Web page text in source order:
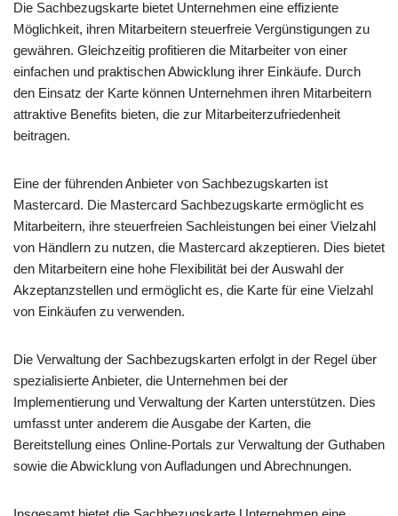
Die Sachbezugskarte bietet Unternehmen eine effiziente
Möglichkeit, ihren Mitarbeitern steuerfreie Vergünstigungen zu
gewähren. Gleichzeitig profitieren die Mitarbeiter von einer
einfachen und praktischen Abwicklung ihrer Einkäufe. Durch
den Einsatz der Karte können Unternehmen ihren Mitarbeitern
attraktive Benefits bieten, die zur Mitarbeiterzufriedenheit
beitragen.
Eine der führenden Anbieter von Sachbezugskarten ist
Mastercard. Die Mastercard Sachbezugskarte ermöglicht es
Mitarbeitern, ihre steuerfreien Sachleistungen bei einer Vielzahl
von Händlern zu nutzen, die Mastercard akzeptieren. Dies bietet
den Mitarbeitern eine hohe Flexibilität bei der Auswahl der
Akzeptanzstellen und ermöglicht es, die Karte für eine Vielzahl
von Einkäufen zu verwenden.
Die Verwaltung der Sachbezugskarten erfolgt in der Regel über
spezialisierte Anbieter, die Unternehmen bei der
Implementierung und Verwaltung der Karten unterstützen. Dies
umfasst unter anderem die Ausgabe der Karten, die
Bereitstellung eines Online-Portals zur Verwaltung der Guthaben
sowie die Abwicklung von Aufladungen und Abrechnungen.